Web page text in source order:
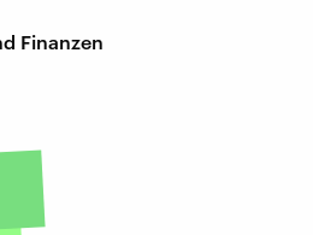
Finanzen